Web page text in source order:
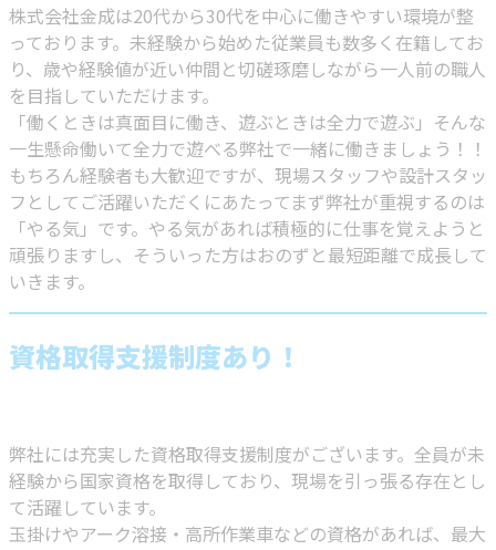
株式会社金成は20代から30代を中心に働きやすい環境が整
っております。未経験から始めた従業員も数多く在籍してお
り、歳や経験値が近い仲間と切磋琢磨しながら一人前の職人
を目指していただけます。
「働くときは真面目に働き、遊ぶときは全力で遊ぶ」そんな
一生懸命働いて全力で遊べる弊社で一緒に働きましょう！！
もちろん経験者も大歓迎ですが、現場スタッフや設計スタッ
フとしてご活躍いただくにあたってまず弊社が重視するのは
「やる気」です。やる気があれば積極的に仕事を覚えようと
頑張りますし、そういった方はおのずと最短距離で成長して
いきます。
資格取得支援制度あり！
弊社には充実した資格取得支援制度がございます。全員が未
経験から国家資格を取得しており、現場を引っ張る存在とし
て活躍しています。
玉掛けやアーク溶接・高所作業車などの資格があれば、最大